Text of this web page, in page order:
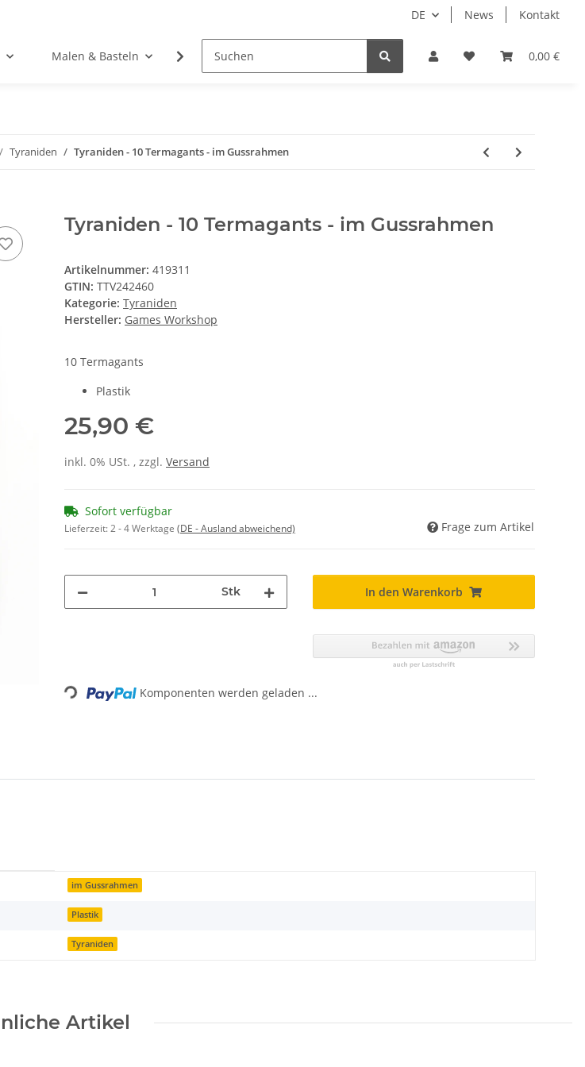
DE News Kontakt
0,00 €
Malen & Basteln Rollenspiele Tabletop Zubehör Hersteller
Tyraniden Tyraniden - 10 Termagants - im Gussrahmen
Tyraniden - 10 Termagants - im Gussrahmen
Artikelnummer: 419311
GTIN: TTV242460
Kategorie: Tyraniden
Hersteller: Games Workshop
10 Termagants
Plastik
25,90 €
inkl. 0% USt. , zzgl. Versand
Sofort verfügbar
Lieferzeit:2 - 4 Werktage (DE - Ausland abweichend) Frage zum Artikel
Stk In den Warenkorb
Loading... Komponenten werden geladen ...
im Gussrahmen
Plastik
Tyraniden
Artikel